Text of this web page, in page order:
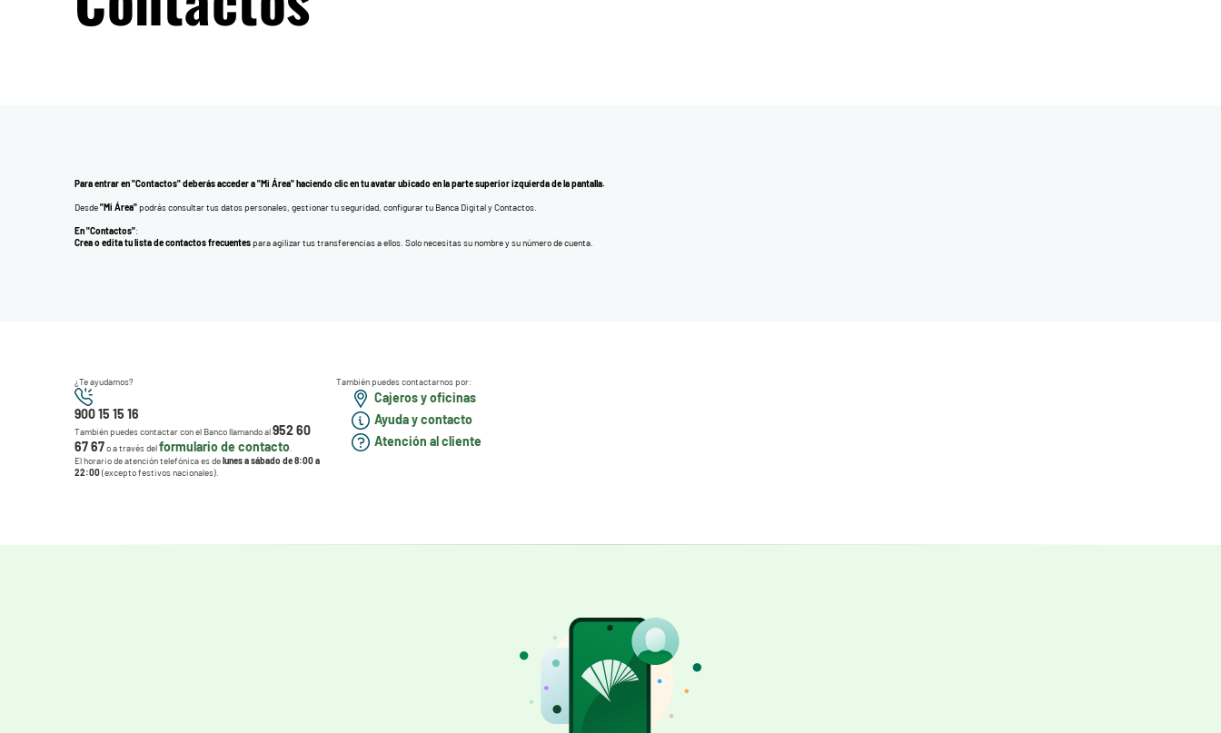
Para entrar en "Contactos" deberás acceder a "Mi Área" haciendo clic en tu avatar ubicado en la parte superior izquierda de la pantalla.
Desde"Mi Área"podrás consultar tus datos personales, gestionar tu seguridad, configurar tu Banca Digital y Contactos.
En "Contactos":
Crea o edita tu lista de contactos frecuentespara agilizar tus transferencias a ellos. Solo necesitas su nombre y su número de cuenta.
¿Te ayudamos?
900 15 15 16
También puedes contactar con el Banco llamando al952 60
67 67o a través delformulario de contacto
El horario de atención telefónica es de lunes a sábado de 8:00 a
22:00(excepto festivos nacionales).
También puedes contactarnos por:
Cajeros y oficinas
Ayuda y contacto
Atención al cliente